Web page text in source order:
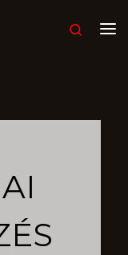
Keresés